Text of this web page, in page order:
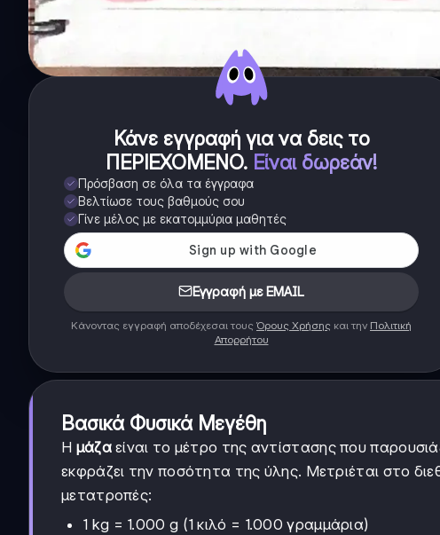
Κάνε εγγραφή για να δεις το
ΠΕΡΙΕΧΟΜΕΝΟ. Είναι δωρεάν!
Πρόσβαση σε όλα τα έγγραφα
Βελτίωσε τους βαθμούς σου
Γίνε μέλος με εκατομμύρια μαθητές
Εγγραφή με EMAIL
Κάνοντας εγγραφή αποδέχεσαι τους Όρους Χρήσης και την Πολιτική
Απορρήτου
Βασικά Φυσικά Μεγέθη
Η μάζαείναι το μέτρο της αντίστασης που
εκφράζει την ποσότητα της ύλης. Μετριέται στο
μετατροπές:
1 kg = 1.000 g (1 κιλό = 1.000 γραμμάρια)